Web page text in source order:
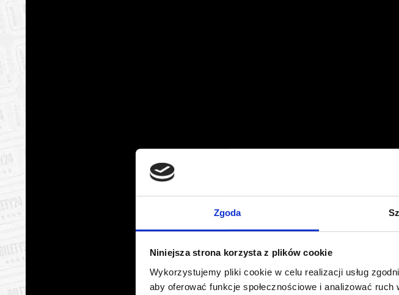
Zgoda
Niniejsza strona korzysta z plików cookie
Wykorzystujemy pliki cookie w celu realizacji usług
aby oferować funkcje społecznościowe i analizować